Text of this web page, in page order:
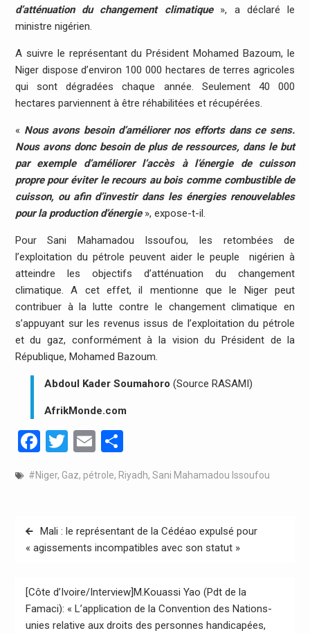
d’atténuation du changement climatique», a déclaré le
ministre nigérien.
A suivre le représentant du Président Mohamed Bazoum, le
Niger dispose d’environ 100 000 hectares de terres agricoles
qui sont dégradées chaque année. Seulement 40 000
hectares parviennent à être réhabilitées et récupérées.
« Nous avons besoin d’améliorer nos efforts dans ce sens.
Nous avons donc besoin de plus de ressources, dans le but
par exemple d’améliorer l’accès à l’énergie de cuisson
propre pour éviter le recours au bois comme combustible de
cuisson, ou afin d’investir dans les énergies renouvelables
pour la production d’énergie», expose-t-il.
Pour Sani Mahamadou Issoufou, les retombées de
l’exploitation du pétrole peuvent aider le peuple nigérien à
atteindre les objectifs d’atténuation du changement
climatique. A cet effet, il mentionne que le Niger peut
contribuer à la lutte contre le changement climatique en
s’appuyant sur les revenus issus de l’exploitation du pétrole
et du gaz, conformément à la vision du Président de la
République, Mohamed Bazoum.
Abdoul Kader Soumahoro(Source RASAMI)
AfrikMonde.com
Facebook
Twitter
EmailPartager
#Niger, Gaz, pétrole, Riyadh, Sani Mahamadou Issoufou
Navigation
de
Mali : le représentant de la Cédéao expulsé pour
« agissements incompatibles avec son statut »
[Côte d’Ivoire/Interview]M.Kouassi Yao (Pdt de la
Famaci): « L’application de la Convention des Nations-
unies relative aux droits des personnes handicapées,